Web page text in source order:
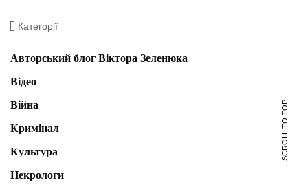
Категорії
Авторський блог Віктора Зеленюка
Відео
Війна
Кримінал
Культура
Некрологи
SCROLL TO TOP